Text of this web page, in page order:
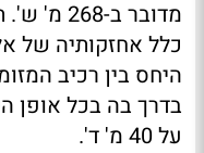
מדובר
כלל אחזקותיה של
היחס בין רכיב
בדרך בה בכל אופן
על 40 מ' ד'.